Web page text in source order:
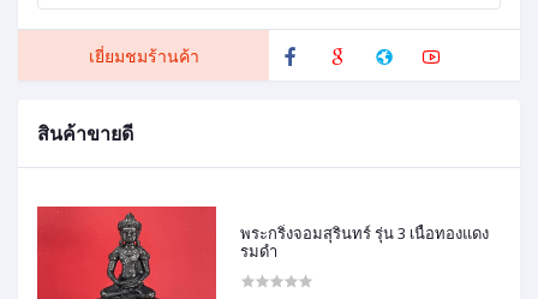
เยี่ยมชมร้านค้า
สินค้าขายดี
พระกริ่งจอมสุรินทร์ รุ่น 3 เนื้อทองแดง
รมดำ